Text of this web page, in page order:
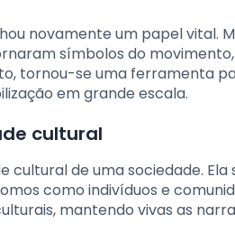
novamente um papel vital.
símbolos do
tornou-se uma ferramenta
em grande escala.
cultural
de uma sociedade. Ela
como indivíduos e
mantendo vivas as